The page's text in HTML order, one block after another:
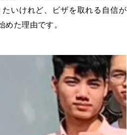
いけれど、ビザを取れる自信が
た理由です。